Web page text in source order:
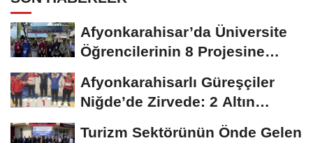
Afyonkarahisar’da Üniversite
Öğrencilerinin 8 Projesine
Afyonkarahisarlı Güreşçiler
Niğde’de Zirvede: 2 Altın
Turizm Sektörünün Önde Gelen